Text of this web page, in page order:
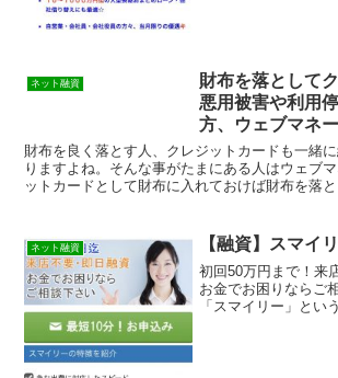
ネット融資
財布を落として
悪用被害や利用
方、ウェブマネ
問題解決！
財布を良く落とす人、クレジットカードも一緒
りますよね。そんな事がたまにある人はウェブ
ットカードとして財布に入れておけば財布を落
ネット融資 【融資】スマイ
初回50万円まで！来
お金でお困りならご
「スマイリー」とい